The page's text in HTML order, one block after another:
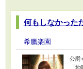
何もしなかった
希臘楽園
公爵
「